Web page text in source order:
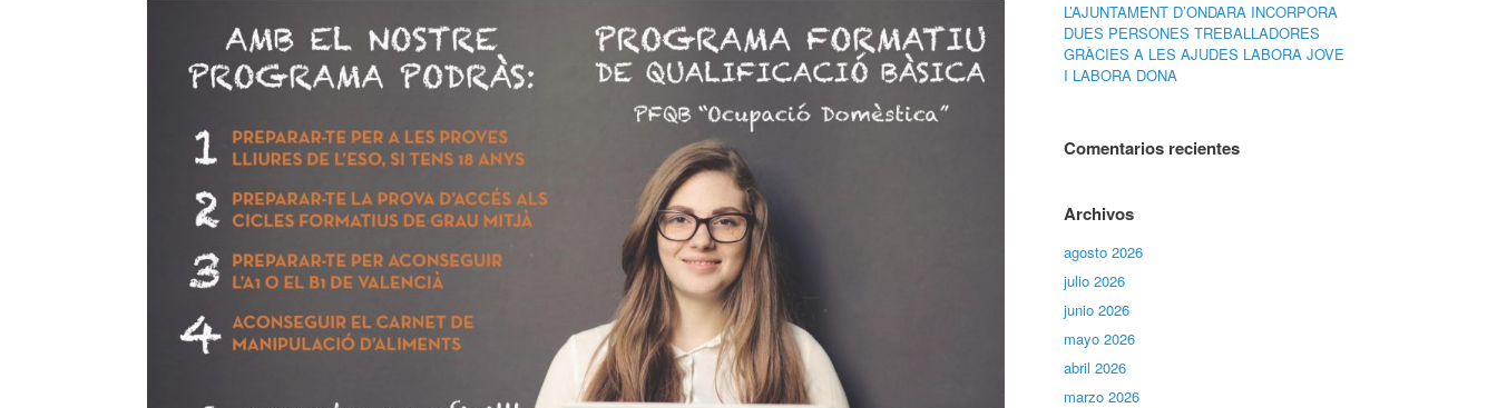
L’AJUNTAMENT D’ONDARA INCORPORA
DUES PERSONES TREBALLADORES
GRÀCIES A LES AJUDES LABORA JOVE
I LABORA DONA
Comentarios recientes
Archivos
agosto 2026
julio 2026
junio 2026
mayo 2026
abril 2026
marzo 2026